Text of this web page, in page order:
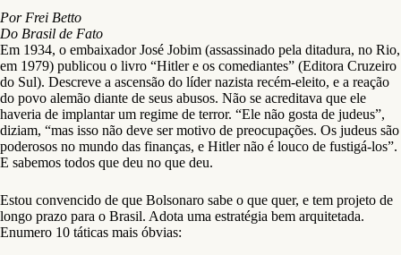
Por Frei Betto
Do Brasil de Fato
Em 1934, o embaixador José Jobim (assassinado pela ditadura, no Rio,
em 1979) publicou o livro “Hitler e os comediantes” (Editora Cruzeiro
do Sul). Descreve a ascensão do líder nazista recém-eleito, e a reação
do povo alemão diante de seus abusos. Não se acreditava que ele
haveria de implantar um regime de terror. “Ele não gosta de judeus”,
diziam, “mas isso não deve ser motivo de preocupações. Os judeus são
poderosos no mundo das finanças, e Hitler não é louco de fustigá-los”.
E sabemos todos que deu no que deu.
Estou convencido de que Bolsonaro sabe o que quer, e tem projeto de
longo prazo para o Brasil. Adota uma estratégia bem arquitetada.
Enumero 10 táticas mais óbvias: